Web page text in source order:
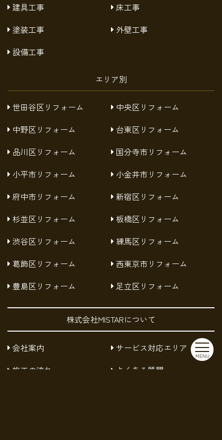
MENU
建具工事
床工事
塗装工事
外壁工事
設備工事
エリア別
世田谷区リフォーム
中央区リフォーム
中野区リフォーム
台東区リフォーム
品川区リフォーム
国分寺市リフォーム
小平市リフォーム
小金井市リフォーム
府中市リフォーム
新宿区リフォーム
杉並区リフォーム
板橋区リフォーム
渋谷区リフォーム
練馬区リフォーム
葛飾区リフォーム
西東京市リフォーム
豊島区リフォーム
足立区リフォーム
株式会社MISTARについて
会社案内
サービス対応エリア
施工の流れ
よくある質問